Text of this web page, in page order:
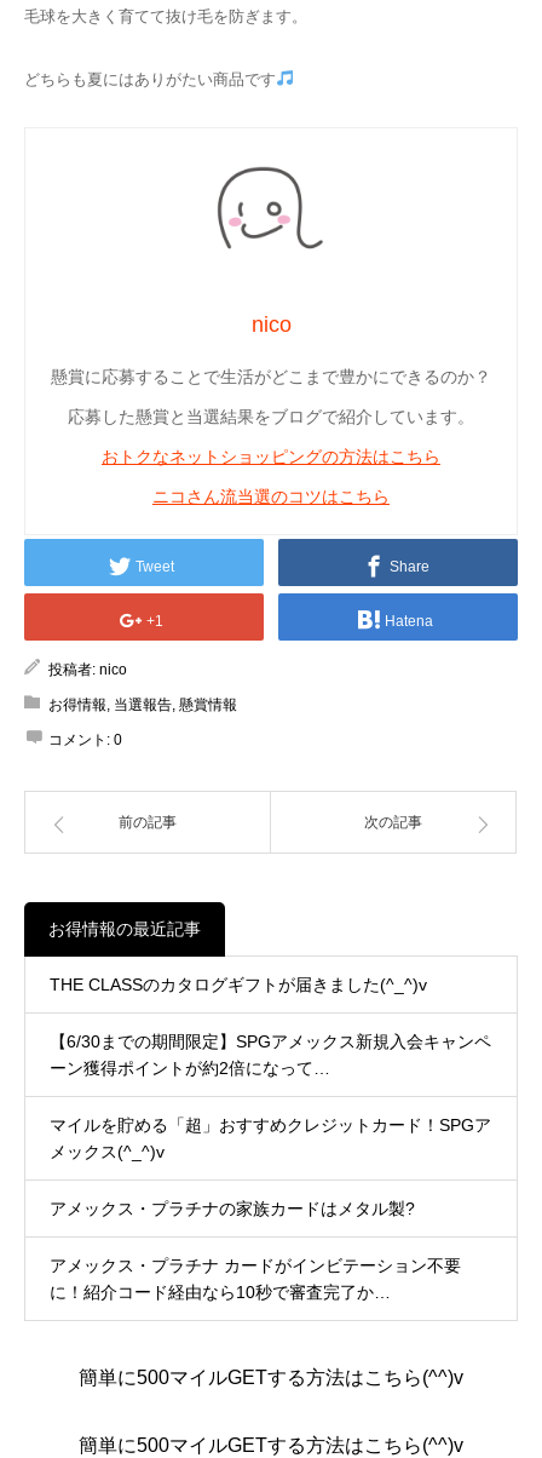
毛球を大きく育てて抜け毛を防ぎます。
どちらも夏にはありがたい商品です
nico
懸賞に応募することで生活がどこまで豊かにできるのか？
応募した懸賞と当選結果をブログで紹介しています。
おトクなネットショッピングの方法はこちら
ニコさん流当選のコツはこちら
Tweet Share
+1 Hatena
投稿者: nico
お得情報, 当選報告, 懸賞情報
コメント: 0
前の記事 次の記事
お得情報の最近記事
THE CLASSのカタログギフトが届きました(^_^)v
【6/30までの期間限定】SPGアメックス新規入会キャンペ
ーン獲得ポイントが約2倍になって…
マイルを貯める「超」おすすめクレジットカード！SPGア
メックス(^_^)v
アメックス・プラチナの家族カードはメタル製?
アメックス・プラチナ カードがインビテーション不要
に！紹介コード経由なら10秒で審査完了か…
簡単に500マイルGETする方法はこちら(^^)v
簡単に500マイルGETする方法はこちら(^^)v